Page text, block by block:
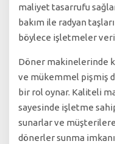
maliyet tasarrufu
bakım ile radyan
böylece işletmeler
Döner makinelerinde
ve mükemmel pişmiş
bir rol oynar. Kaliteli
sayesinde işletme
sunarlar ve
dönerler sunma